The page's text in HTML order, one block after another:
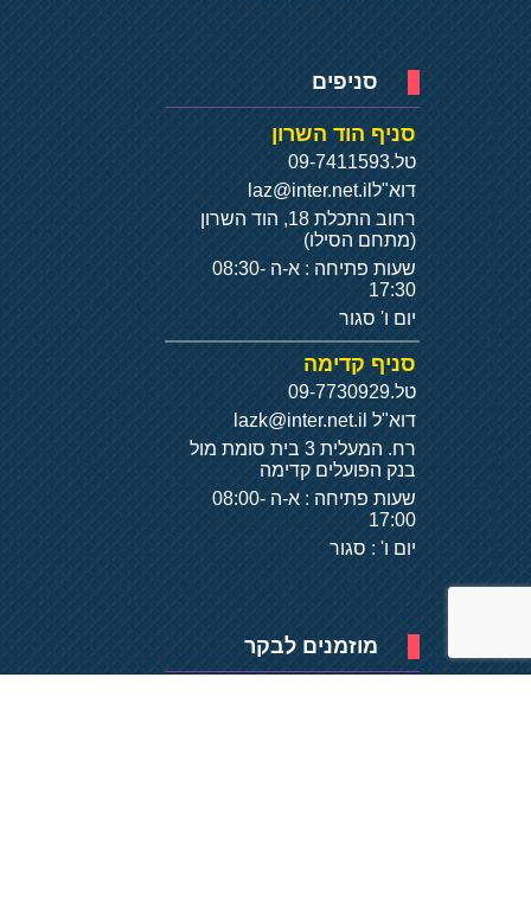
סניפים
סניף הוד השרון
טל.09-7411593
דוא"ל laz@inter.net.il
רחוב התכלת 18, הוד השרון
(מתחם הסילו)
שעות פתיחה : א-ה 08:30-
17:30
יום ו' סגור
סניף קדימה
טל.09-7730929
דוא"ל
רח. המעלית 3 בית סומת מול
בנק הפועלים קדימה
שעות פתיחה : א-ה 08:00-
17:00
יום ו' : סגור
מוזמנים לבקר